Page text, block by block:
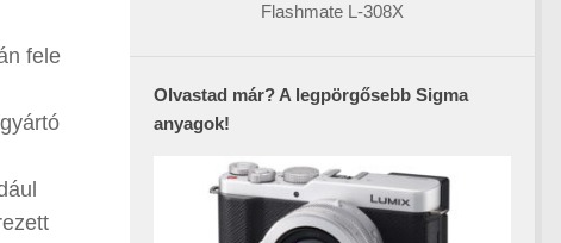
fele
Flashmate L-308X
Olvastad már? A legpörgősebb Sigma
anyagok!